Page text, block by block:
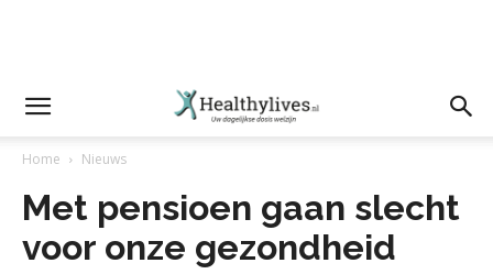
Home Nieuws
Met pensioen gaan slecht
voor onze gezondheid